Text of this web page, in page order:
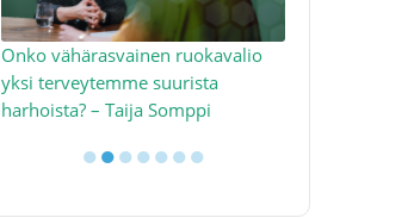
Onko vähärasvainen ruokavalio
yksi terveytemme suurista
harhoista? – Taija Somppi
●●●●●●●